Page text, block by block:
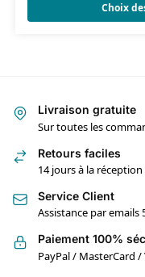
Choix
Livraison gratuite
Sur toutes les
Retours faciles
14 jours à la
Service Client
Assistance par emails
Paiement 100%
PayPal / MasterCard /